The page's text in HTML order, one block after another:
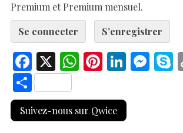
Premium et Premium mensuel.
Se connecter
S’enregistrer
F
ac
e
b
X W
at
s
Pi
er
es
Li
k
e
M S
S
h
ar
Suivez-nous sur Qwice